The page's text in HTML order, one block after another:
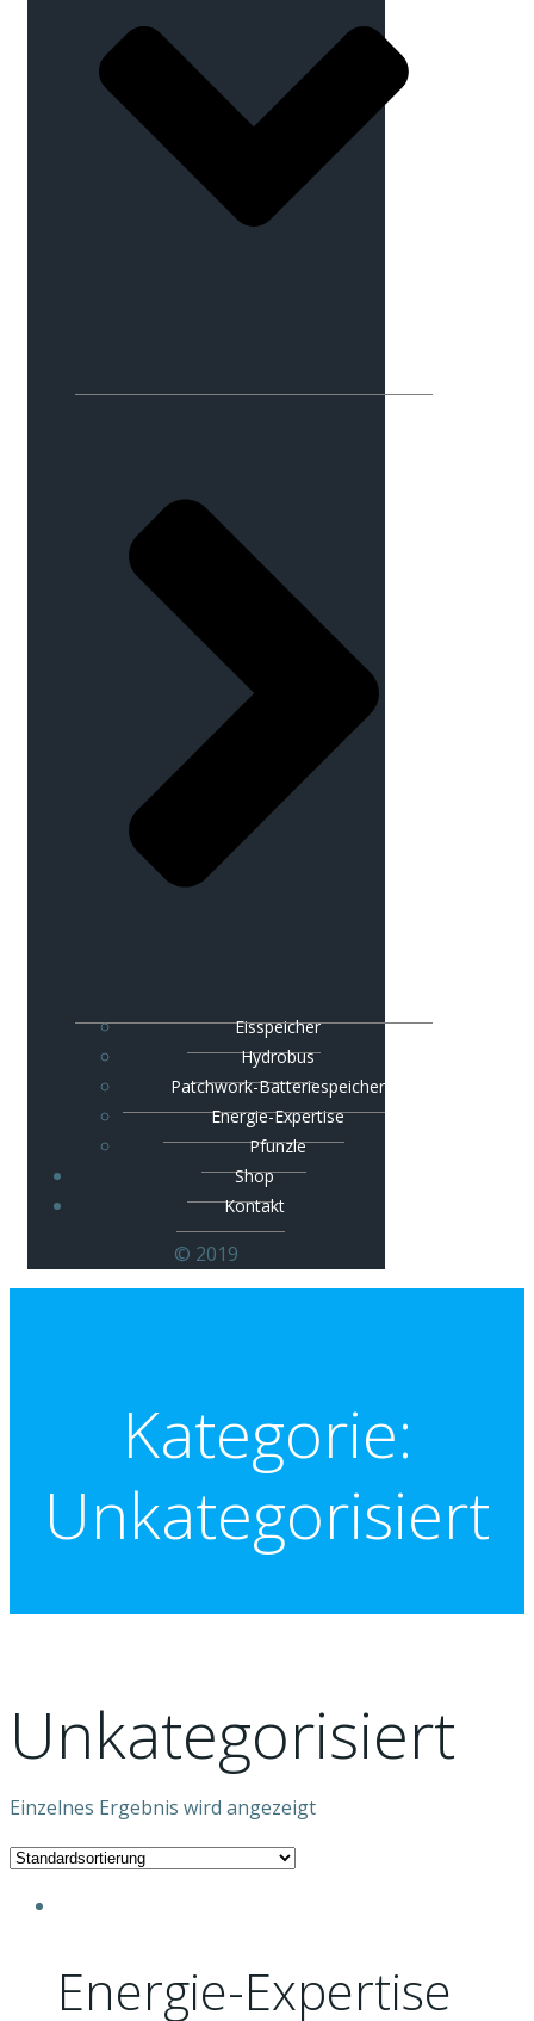
Eisspeicher
Hydrobus
Patchwork-Batteriespeicher
Energie-Expertise
Pfunzle
Shop
Kontakt
© 2019
Kategorie:
Unkategorisiert
Unkategorisiert
Einzelnes Ergebnis wird angezeigt
Energie-Expertise